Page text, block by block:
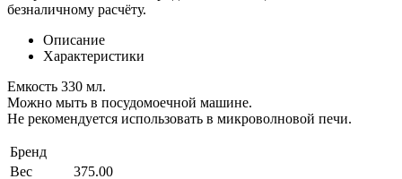
безналичному расчёту.
Описание
Характеристики
Емкость 330 мл.
Можно мыть в посудомоечной машине.
Не рекомендуется использовать в микроволновой печи.
Бренд
Вес
375.00